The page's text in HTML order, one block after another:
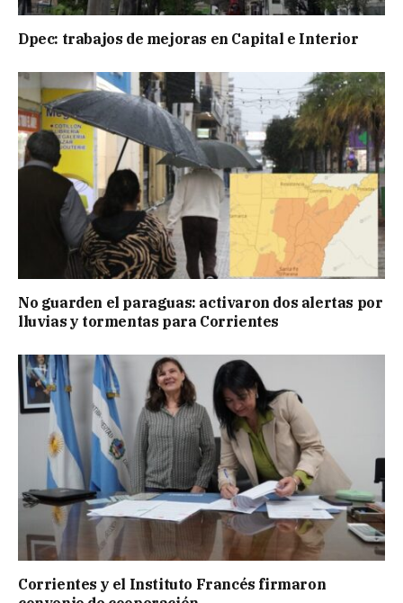
Dpec: trabajos de mejoras en Capital e Interior
No guarden el paraguas: activaron dos alertas por
lluvias y tormentas para Corrientes
Corrientes y el Instituto Francés firmaron